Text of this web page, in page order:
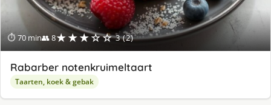
⏱ 70 min👥 8★★★☆☆ 3 (2)
Rabarber notenkruimeltaart
Taarten, koek & gebak